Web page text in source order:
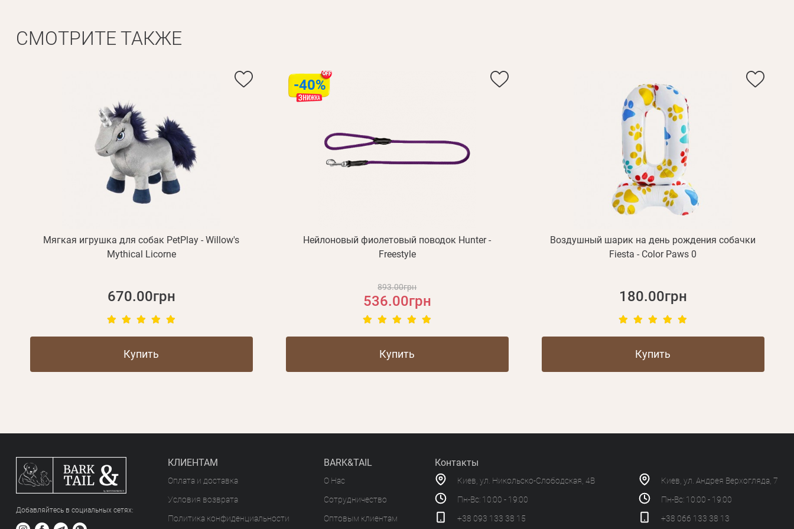
СМОТРИТЕ ТАКЖЕ
Мягкая игрушка для собак PetPlay - Willow's
Mythical Licorne
670.00грн
Купить
-40%
Нейлоновый фиолетовый поводок Hunter -
Freestyle
893.00грн
536.00грн
Купить
Воздушный шарик на день рождения собачки
Fiesta - Color Paws 0
180.00грн
Купить
Добавляйтесь в социальных сетяx:
КЛИЕНТАМ
Оплата и доставка
Условия возврата
Политика конфиденциальности
BARK&TAIL
О Нас
Сотрудничество
Оптовым клиентам
Контакты
Киев, ул. Никольско-Слободская, 4В
Пн-Вс: 10:00 - 19:00
+38 093 133 38 15
Киев, ул. Андрея Верхогляда, 7
Пн-Вс: 10:00 - 19:00
+38 066 133 38 13